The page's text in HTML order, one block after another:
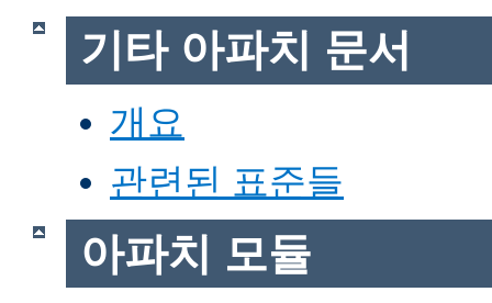
기타 아파치 문서
개요
관련된 표준들
아파치 모듈